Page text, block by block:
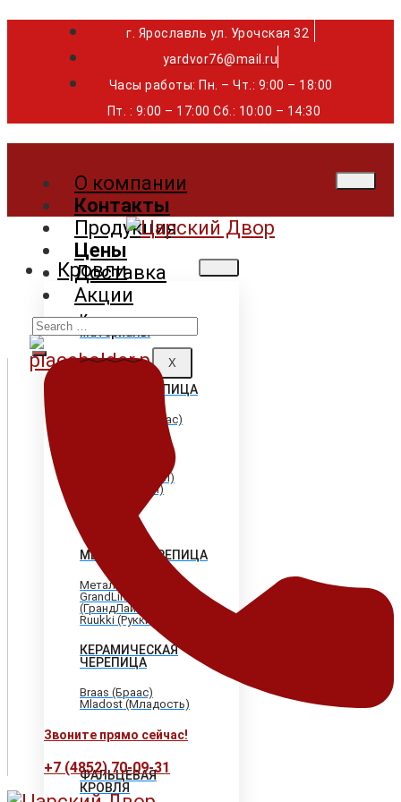
г. Ярославль ул. Урочская 32 ⁣⁣⁣⁣
yardvor76@mail.ru
Часы работы: Пн. – Чт.: 9:00 – 18:00
Пт. : 9:00 – 17:00 Сб.: 10:00 – 14:30
О компании
Контакты
Продукция
Цены
Доставка
Акции
X
Кровли
Кровельные
материалы
ГИБКАЯ ЧЕРЕПИЦА
Shinglas (Шинглас)
Katepal (Катепал)
Icopal (Икопал)
МЕТАЛЛОЧЕРЕПИЦА
МеталлПрофиль
GrandLine
(ГрандЛайн)
Ruukki (Рукки)
КЕРАМИЧЕСКАЯ
ЧЕРЕПИЦА
Braas (Браас)
Mladost (Младость)
ФАЛЬЦЕВАЯ
КРОВЛЯ
Search
for:
Звоните прямо сейчас!
+7 (4852) 70-09-31